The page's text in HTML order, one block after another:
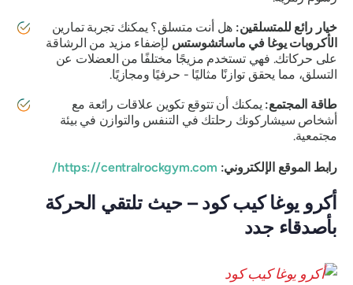
خيار رائع للمتسلقين:هل أنت متسلق؟ يمكنك تجربة تمارين
الأكروبات يوغا في ماساتشوستسلإضفاء مزيد من الرشاقة
على حركاتك. فهي تستخدم مزيجًا مختلفًا من العضلات عن
التسلق، مما يحقق توازنًا مثاليًا - حرفيًا ومجازيًا.
طاقة المجتمع:يمكنك أن تتوقع تكوين علاقات رائعة مع
أشخاص سيشاركونك رحلتك في التنفس والتوازن في بيئة
مجتمعية.
رابط الموقع الإلكتروني: https://centralrockgym.com/
أكرو يوغا كيب كود – حيث تلتقي الحركة
بأصدقاء جدد